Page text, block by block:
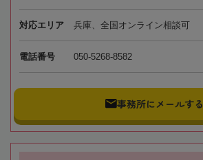
対応エリア 兵庫、全国オンライン相談可
電話番号 050-5268-8582
事務所にメールする